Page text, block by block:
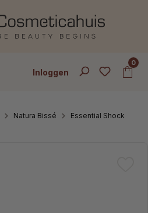
Inloggen
0
Natura Bissé Essential Shock